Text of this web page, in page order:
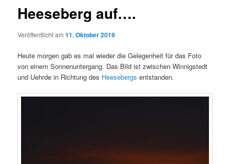
Heeseberg auf….
Veröffentlicht am11. Oktober 2019
Heute morgen gab es mal wieder die Gelegenheit für das Foto
von einem Sonnenuntergang. Das Bild ist zwischen Winnigstedt
und Uehrde in Richtung des Heesebergs entstanden.